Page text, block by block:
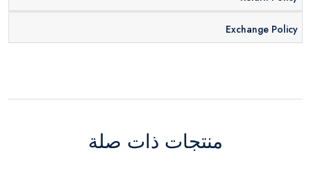
Exchange Policy
منتجات ذات صلة